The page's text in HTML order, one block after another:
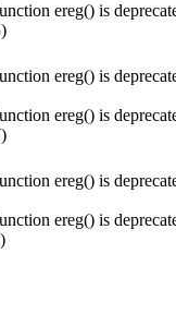
ereg() is
ereg() is
ereg() is
ereg() is
ereg() is